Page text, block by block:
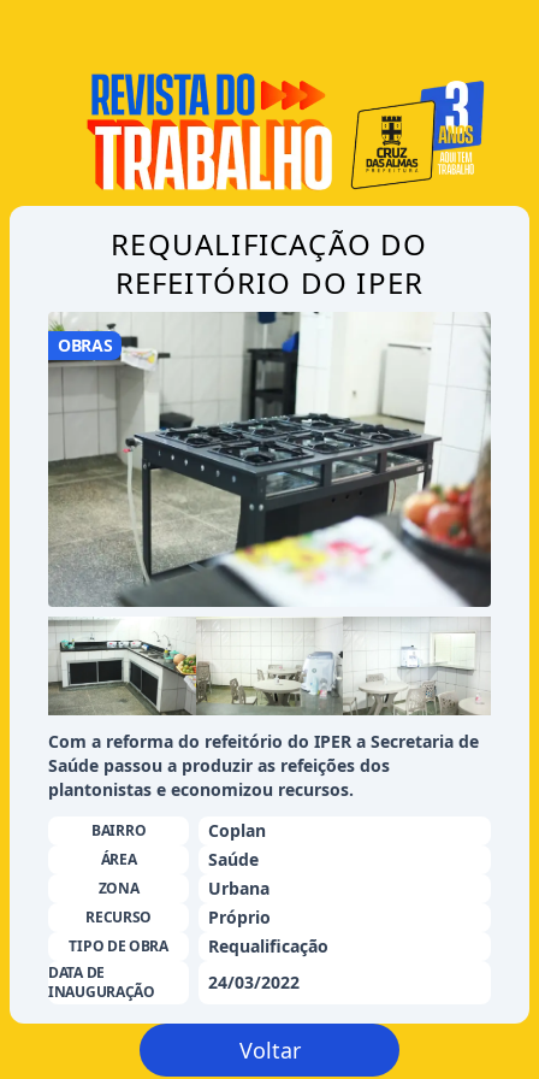
REQUALIFICAÇÃO DO
REFEITÓRIO DO IPER
OBRAS
Com a reforma do refeitório do IPER a Secretaria de
Saúde passou a produzir as refeições dos
plantonistas e economizou recursos.
BAIRRO Coplan
ÁREA Saúde
ZONA Urbana
RECURSO Próprio
TIPO DE OBRA Requalificação
DATA DE
INAUGURAÇÃO
24/03/2022
Voltar